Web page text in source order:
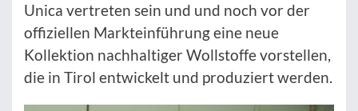
Unica vertreten sein und und noch vor der
offiziellen Markteinführung eine neue
Kollektion nachhaltiger Wollstoffe vorstellen,
die in Tirol entwickelt und produziert werden.